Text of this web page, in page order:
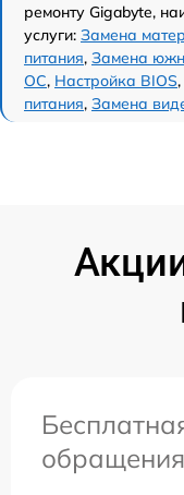
ремонту Gigabyte,
услуги: Замена
питания, Замена
ОС, Настройка BIOS,
питания, Замена
обращения